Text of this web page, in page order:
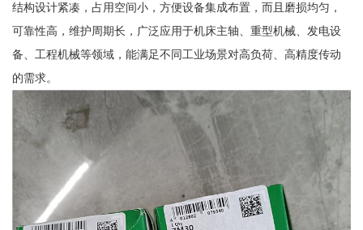
结构设计紧凑，占用空间小，方便设备集成布置，而且磨损均匀，
可靠性高，维护周期长，广泛应用于机床主轴、重型机械、发电设
备、工程机械等领域，能满足不同工业场景对高负荷、高精度传动
的需求。